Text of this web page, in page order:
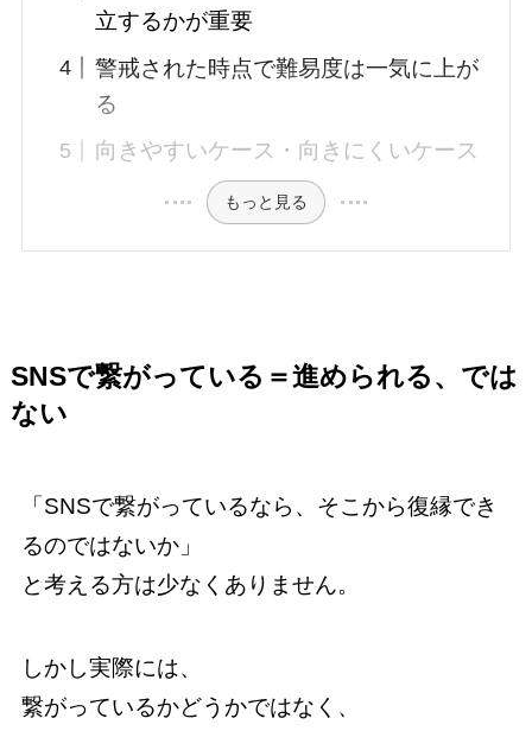
立するかが重要
警戒された時点で難易度は一気に上が
る
向きやすいケース・向きにくいケース
もっと見る
SNSで繋がっている＝進められる、では
ない
「SNSで繋がっているなら、そこから復縁でき
るのではないか」
と考える方は少なくありません。
しかし実際には、
繋がっているかどうかではなく、